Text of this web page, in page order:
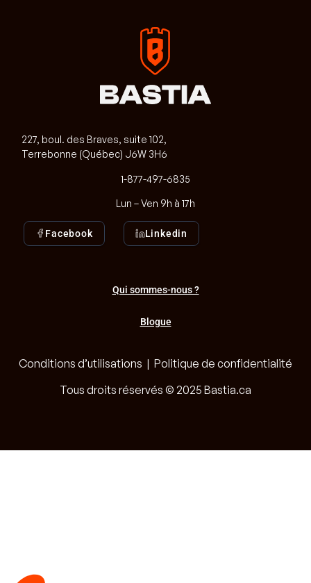
227, boul. des Braves, suite 102,
Terrebonne (Québec) J6W 3H6
1-877-497-6835
Lun – Ven 9h à 17h
Facebook Linkedin
Qui sommes-nous ?
Blogue
Conditions d’utilisations | Politique de confidentialité
Tous droits réservés © 2025 Bastia.ca